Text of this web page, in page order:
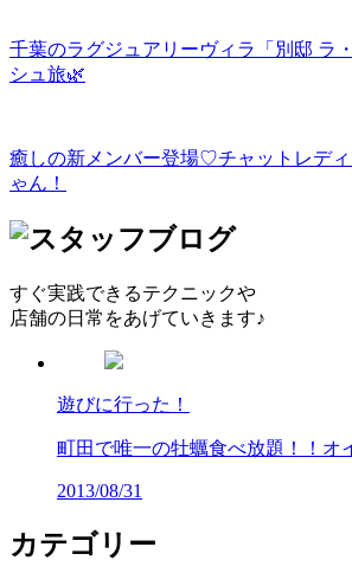
千葉のラグジュアリーヴィラ「別邸 ラ
シュ旅🌿
癒しの新メンバー登場♡チャットレデ
ゃん！
すぐ実践できるテクニックや
店舗の日常をあげていきます♪
遊びに行った！
町田で唯一の牡蠣食べ放題！！オ
2013/08/31
カテゴリー